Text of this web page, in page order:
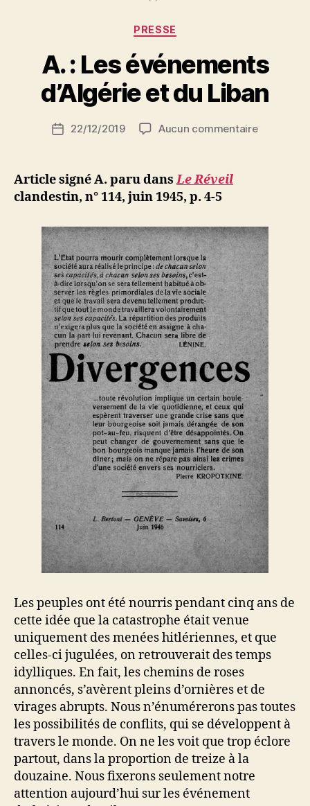
Damas »
Catégories
PRESSE
A. : Les événements
d’Algérie et du Liban
de
a
r
S
N
ji
b
Date22/12/2019 Aucun commentairesur
du
Liban
Article signé A. paru dansLe Réveil
clandestin, n° 114, juin 1945, p. 4-5
Les peuples ont été nourris pendant cinq ans de
cette idée que la catastrophe était venue
uniquement des menées hitlériennes, et que
celles-ci jugulées, on retrouverait des temps
idylliques. En fait, les chemins de roses
annoncés, s’avèrent pleins d’ornières et de
virages abrupts. Nous n’énumérerons pas toutes
les possibilités de conflits, qui se développent à
travers le monde. On ne les voit que trop éclore
partout, dans la proportion de treize à la
douzaine. Nous fixerons seulement notre
attention aujourd’hui sur les événement